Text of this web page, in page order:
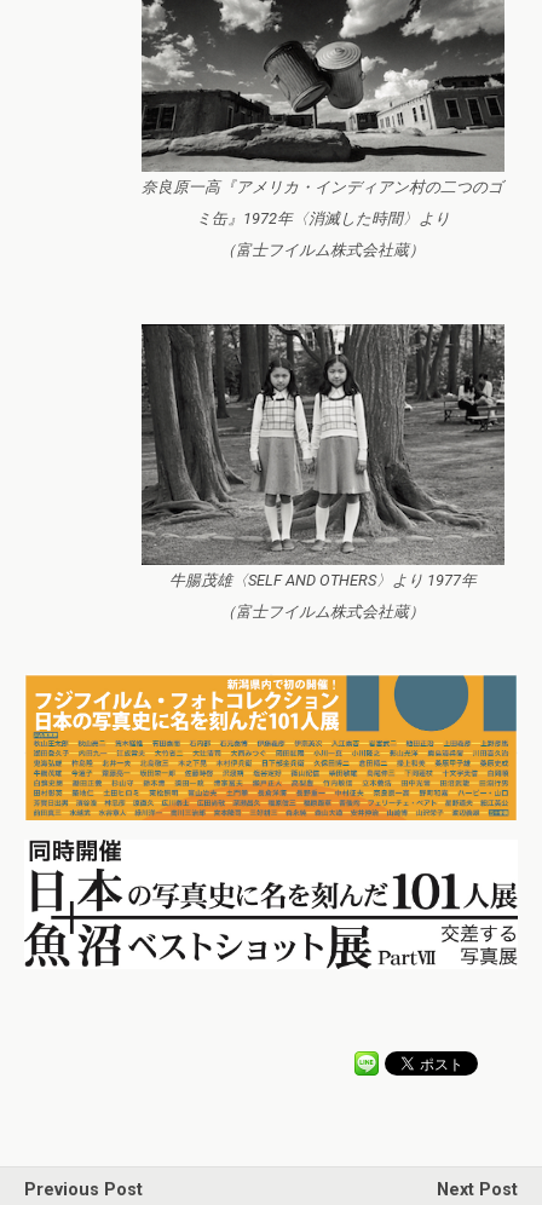
奈良原一高『アメリカ・インディアン村の二つのゴ
ミ缶』1972年〈消滅した時間〉より
（富士フイルム株式会社蔵）
牛腸茂雄〈SELF AND OTHERS〉より 1977年
（富士フイルム株式会社蔵）
Previous Post Next Post